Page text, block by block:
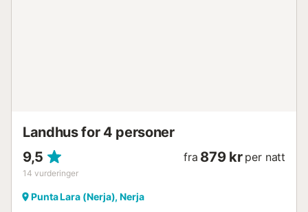
Landhus for 4 personer
9,5
14 vurderinger
fra 879 kr per natt
Punta Lara (Nerja), Nerja